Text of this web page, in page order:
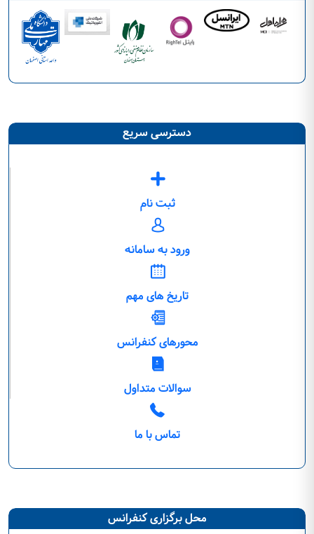
دسترسی سریع
ثبت نام
ورود به سامانه
تاریخ های مهم
محورهای کنفرانس
سوالات متداول
تماس با ما
محل برگزاری کنفرانس